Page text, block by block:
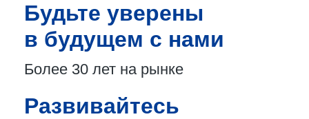
Будьте уверены
в будущем с нами
Более 30 лет на рынке
Развивайтесь